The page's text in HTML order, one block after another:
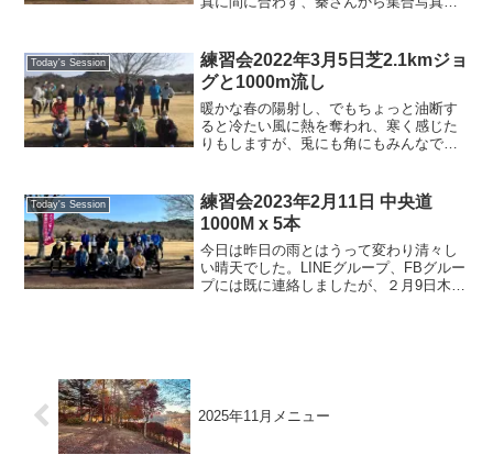
るのであと10分、家を出る時間を早めよ
うと反省。さて、今日は...
Today's Session
練習会2022年3月5日芝2.1kmジョ
グと1000m流し
暖かな春の陽射し、でもちょっと油断す
ると冷たい風に熱を奪われ、寒く感じた
りもしますが、兎にも角にもみんなで楽
うね。今日も楽しくランニング🎵今日の
稗さんによる朝礼、来週の...
Today's Session
練習会2023年2月11日 中央道
1000M x 5本
今日は昨日の雨とはうって変わり清々し
い晴天でした。LINEグループ、FBグルー
プには既に連絡しましたが、２月9日木曜
2025年11月メニュー